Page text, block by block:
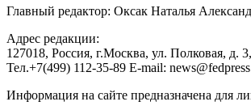
Главный редактор: Оксак Наталья
Адрес редакции:
127018, Россия, г.Москва, ул. Полковая, д.
Тел.+7(499) 112-35-89 E-mail:
Информация на сайте предназначена для